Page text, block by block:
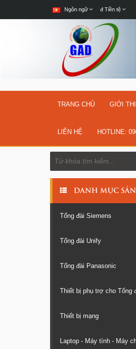
Ngôn ngữ đ Tiền tệ
TRANG CHỦ GIỚI
LIÊN HỆ HOTLINE:
DANH MỤC
Tổng đài Siemens
Tổng đài Unify
Tổng đài Panasonic
Thiết bị phụ trợ cho Tổng
Thiết bị mạng
Laptop - Máy tính - Máy